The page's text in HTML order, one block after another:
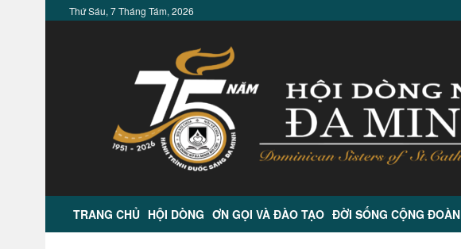
Thứ Sáu, 7 Tháng Tám, 2026
TRANG CHỦ HỘI DÒNG ƠN GỌI VÀ ĐÀO TẠO ĐỜI SỐNG CỘNG ĐOÀN